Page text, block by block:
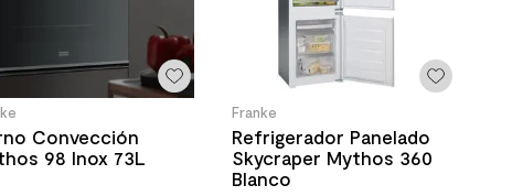
Convección
98 Inox 73L
Franke
Refrigerador Panelado
Skycraper Mythos 360
Blanco